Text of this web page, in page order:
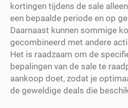
kortingen tijdens de sale
een bepaalde periode en op
Daarnaast kunnen sommige
gecombineerd met andere
Het is raadzaam om de
bepalingen van de sale te
aankoop doet, zodat je
de geweldige deals die